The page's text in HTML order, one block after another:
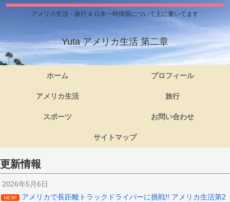
アメリカ生活・旅行 & 日本一時帰国について主に書いてます
Yuta アメリカ生活 第二章
ホーム プロフィール
アメリカ生活 旅行
スポーツ お問い合わせ
サイトマップ
更新情報
2026年5月6日
NEW!
アメリカで長距離トラックドライバーに挑戦!! アメリカ生活第2